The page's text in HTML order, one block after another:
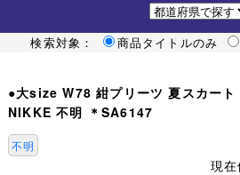
検索対象： 商品タイトルのみ
●大size W78 紺プリーツ 夏スカート
NIKKE 不明 ＊SA6147
不明
現在